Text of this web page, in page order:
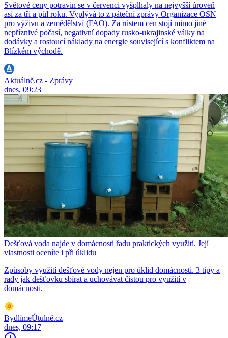
Světové ceny potravin se v červenci vyšplhaly na nejvyšší úroveň
asi za tři a půl roku. Vyplývá to z páteční zprávy Organizace OSN
pro výživu a zemědělství (FAO). Za růstem cen stojí mimo jiné
nepříznivé počasí, negativní dopady rusko-ukrajinské války na
dodávky a rostoucí náklady na energie související s konfliktem na
Blízkém východě.
Aktuálně.cz - Zprávy
dnes, 09:23
Dešťová voda najde v domácnosti řadu praktických využití. Její
vlastnosti oceníte i při úklidu
Způsoby využití dešťové vody nejen pro úklid domácnosti. 3 tipy a
rady jak dešťovku sbírat a uchovávat čistou pro využití v
domácnosti.
BydlímeÚtulně.cz
dnes, 09:17